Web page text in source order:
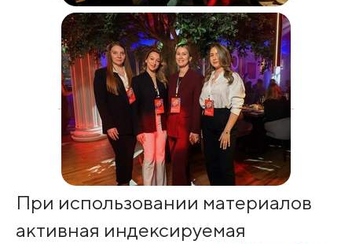
При использовании материалов
активная индексируемая